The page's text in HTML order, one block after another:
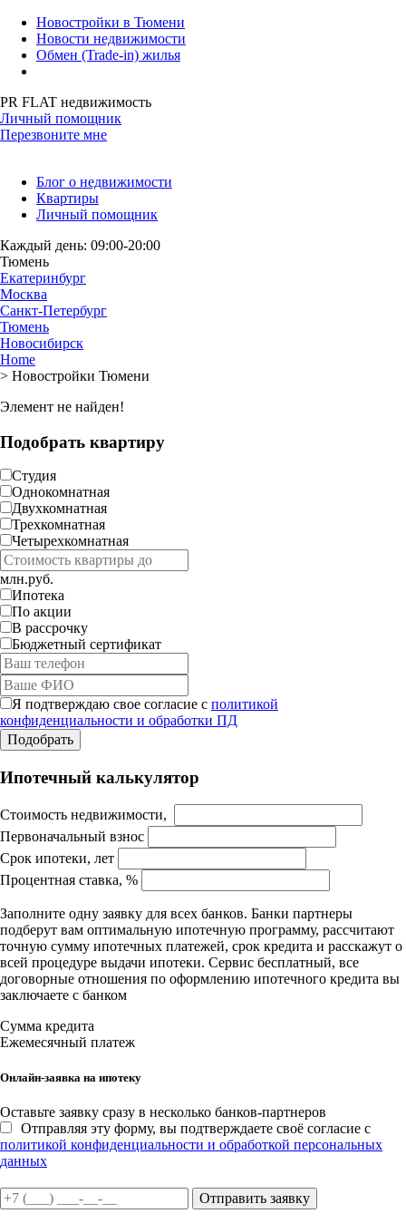
Новостройки в Тюмени
Новости недвижимости
Обмен (Trade-in) жилья
PR FLAT недвижимость
Личный помощник
Перезвоните мне
Блог о недвижимости
Квартиры
Личный помощник
Каждый день: 09:00-20:00
Тюмень
Екатеринбург
Москва
Санкт-Петербург
Тюмень
Новосибирск
Home
> Новостройки Тюмени
Элемент не найден!
Подобрать квартиру
Студия
Однокомнатная
Двухкомнатная
Трехкомнатная
Четырехкомнатная
млн.руб.
Ипотека
По акции
В рассрочку
Бюджетный сертификат
Я подтверждаю свое согласие с политикой
конфиденциальности и обработки ПД
Ипотечный калькулятор
Стоимость недвижимости,
Первоначальный взнос
Срок ипотеки, лет
Процентная ставка, %
Заполните одну заявку для всех банков. Банки партнеры
подберут вам оптимальную ипотечную программу, рассчитают
точную сумму ипотечных платежей, срок кредита и расскажут о
всей процедуре выдачи ипотеки. Сервис бесплатный, все
договорные отношения по оформлению ипотечного кредита вы
заключаете с банком
Сумма кредита
Ежемесячный платеж
Онлайн-заявка на ипотеку
Оставьте заявку сразу в несколько банков-партнеров
Отправляя эту форму, вы подтверждаете своё согласие с
политикой конфиденциальности и обработкой персональных
данных
Отправить заявку